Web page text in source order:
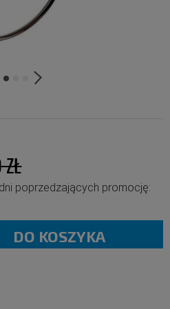
poprzedzających promocję:
DO KOSZYKA